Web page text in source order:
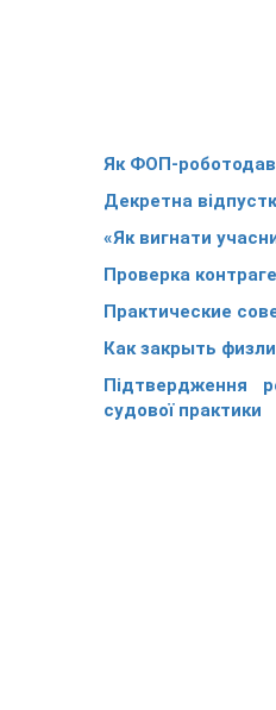
Як ФОП-
Декретна
«Як вигнати
Проверка
Практические
Как закрыть
Підтвердження
судової практики